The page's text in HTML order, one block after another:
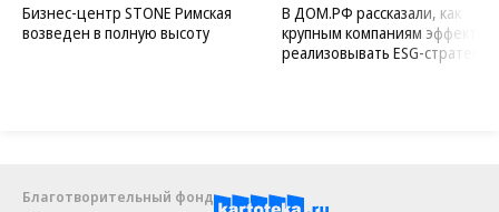
Бизнес-центр STONE Римская
возведен в полную высоту
В ДОМ.РФ рассказали, как
крупным компаниям
реализовывать ESG-стратегию
Благотворительный фонд